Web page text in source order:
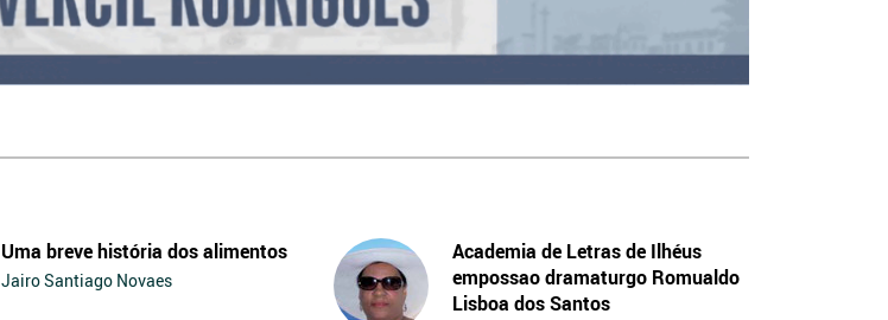
Uma breve história dos alimentos
Jairo Santiago Novaes
Academia de Letras de Ilhéus
empossao dramaturgo Romualdo
Lisboa dos Santos